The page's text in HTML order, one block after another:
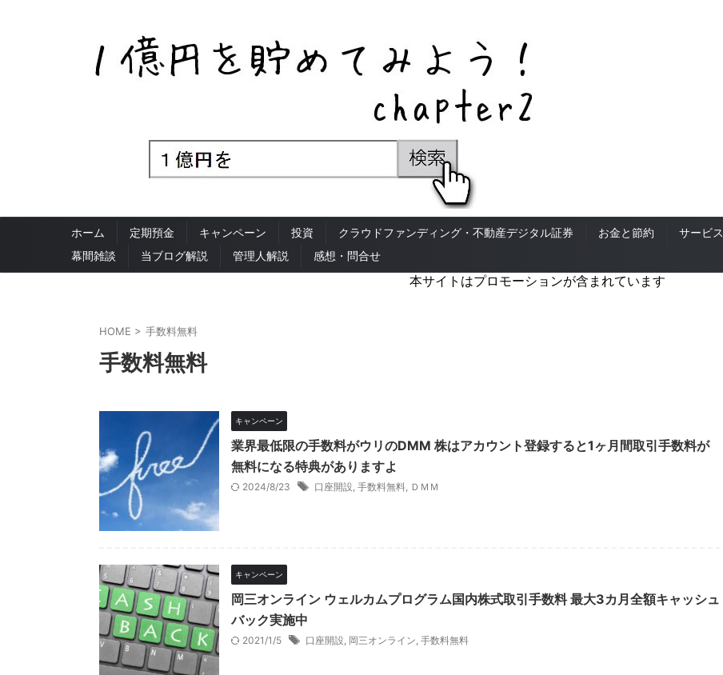
ホーム 定期預金 キャンペーン 投資 クラウドファンディング・不動産デジタル証券 お金と節約 サービス
幕間雑談
当ブログ解説 管理人解説 感想・問合せ
本サイトはプロモーションが含まれています
HOME > 手数料無料
手数料無料
キャンペーン
業界最低限の手数料がウリのDMM 株はアカウント登録すると1ヶ月間取引手数料が
無料になる特典がありますよ
2024/8/23 口座開設, 手数料無料, ＤＭＭ
キャンペーン
岡三オンライン ウェルカムプログラム国内株式取引手数料 最大3カ月全額キャッシュ
バック実施中
2021/1/5 口座開設, 岡三オンライン, 手数料無料